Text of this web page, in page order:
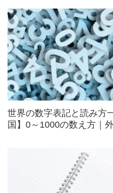
世界の数字表記と読み方
国】0～1000の数え方｜